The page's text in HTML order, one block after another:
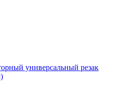
универсальный резак